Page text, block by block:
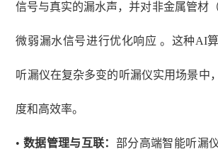
信号与真实的漏水声，并对非金属管材
微弱漏水信号进行优化响应 。这种AI
听漏仪在复杂多变的听漏仪实用场景中
度和高效率。
• 数据管理与互联： 部分高端智能听漏